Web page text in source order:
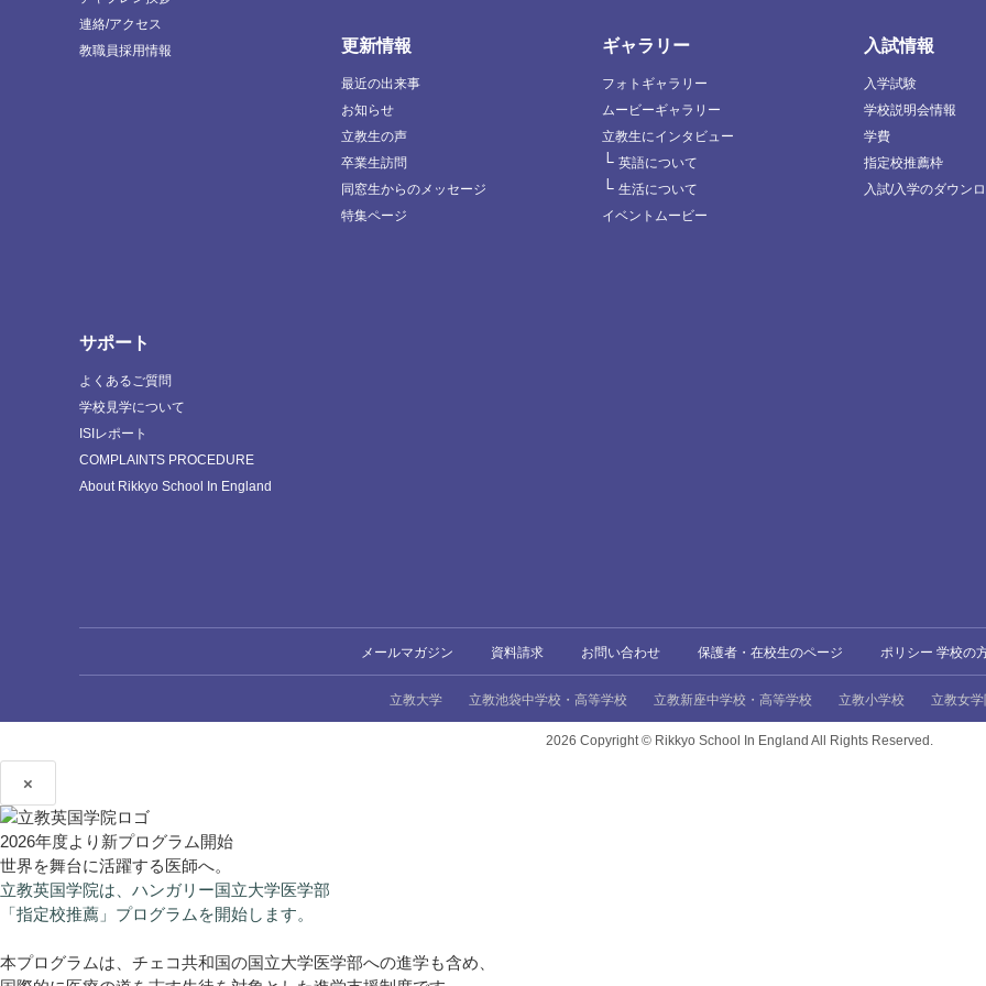
連絡/アクセス
教職員採用情報
更新情報
最近の出来事
お知らせ
立教生の声
卒業生訪問
同窓生からのメッセージ
特集ページ
ギャラリー
フォトギャラリー
ムービーギャラリー
立教生にインタビュー
└ 英語について
└ 生活について
イベントムービー
入試情報
入学試験
学校説明会情報
学費
指定校推薦枠
入試/入学のダウン
サポート
よくあるご質問
学校見学について
ISIレポート
COMPLAINTS PROCEDURE
About Rikkyo School In England
メールマガジン 資料請求 お問い合わせ 保護者・在校生のページ ポリシー 学校の
立教大学 立教池袋中学校・高等学校 立教新座中学校・高等学校 立教小学校 立教女
2026 Copyright © Rikkyo School In England All Rights Reserved.
×
2026年度より新プログラム開始
世界を舞台に活躍する医師へ。
立教英国学院は、ハンガリー国立大学医学部
「指定校推薦」プログラムを開始します。
本プログラムは、チェコ共和国の国立大学医学部への進学も含め、